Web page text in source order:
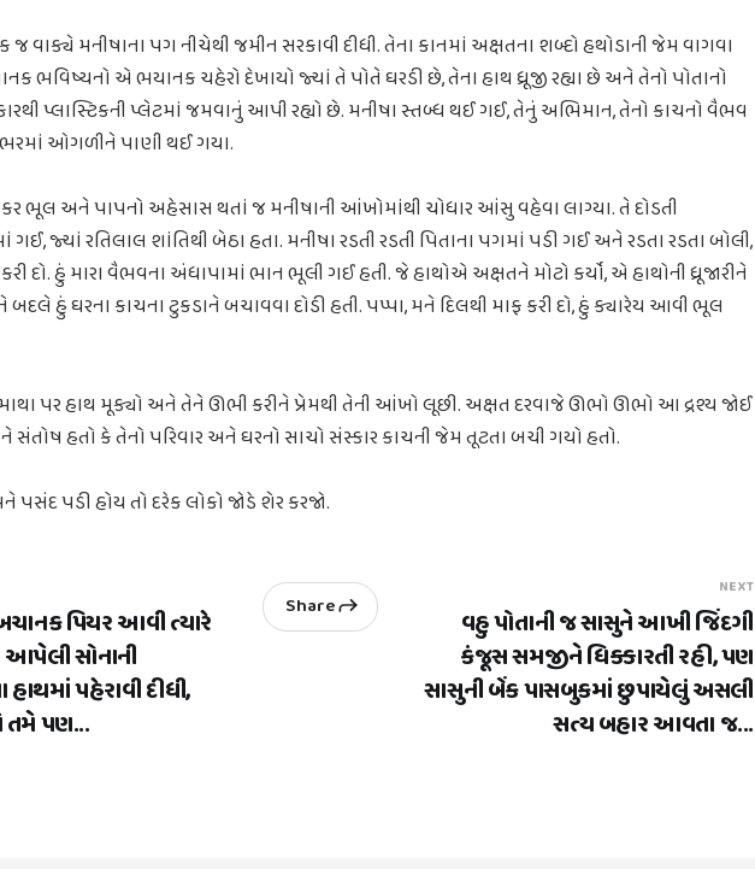
વાક્યે મનીષાના પગ નીચેથી જમીન સરકાવી દીધી. તેના કાનમાં અક્ષતના શબ્દો હથોડાની જેમ વાગવા
ભવિષ્યનો એ ભયાનક ચહેરો દેખાયો જ્યાં તે પોતે ઘરડી છે, તેના હાથ ધ્રૂજી રહ્યા છે અને તેનો પોતાનો
પ્લાસ્ટિકની પ્લેટમાં જમવાનું આપી રહ્યો છે. મનીષા સ્તબ્ધ થઈ ગઈ, તેનું અભિમાન, તેનો કાચનો વૈભવ
ઓગળીને પાણી થઈ ગયા.
ભૂલ અને પાપનો અહેસાસ થતાં જ મનીષાની આંખોમાંથી ચોધાર આંસુ વહેવા લાગ્યા. તે દોડતી
ગઈ, જ્યાં રતિલાલ શાંતિથી બેઠા હતા. મનીષા રડતી રડતી પિતાના પગમાં પડી ગઈ અને રડતા રડતા બોલી,
દો. હું મારા વૈભવના અંધાપામાં ભાન ભૂલી ગઈ હતી. જે હાથોએ અક્ષતને મોટો કર્યો, એ હાથોની ધ્રૂજારીને
હું ઘરના કાચના ટુકડાને બચાવવા દોડી હતી. પપ્પા, મને દિલથી માફ કરી દો, હું ક્યારેય આવી ભૂલ
પર હાથ મૂક્યો અને તેને ઊભી કરીને પ્રેમથી તેની આંખો લૂછી. અક્ષત દરવાજે ઊભો ઊભો આ દ્રશ્ય જોઈ
સંતોષ હતો કે તેનો પરિવાર અને ઘરનો સાચો સંસ્કાર કાચની જેમ તૂટતા બચી ગયો હતો.
પસંદ પડી હોય તો દરેક લોકો જોડે શેર કરજો.
પિયર આવી ત્યારે
સોનાની
પહેરાવી દીધી,
તમે પણ...
Share
NEXT
વહુ પોતાની જ સાસુને આખી જિંદગી
કંજૂસ સમજીને ધિક્કારતી રહી, પણ
સાસુની બેંક પાસબુકમાં છુપાયેલું અસલી
સત્ય બહાર આવતા જ...